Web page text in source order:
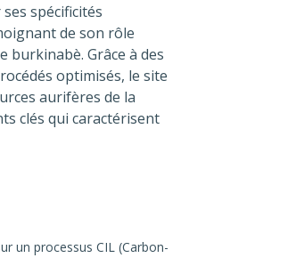
spécificités
de son rôle
burkinabè. Grâce à des
optimisés, le site
aurifères de la
clés qui caractérisent
un processus CIL (Carbon-